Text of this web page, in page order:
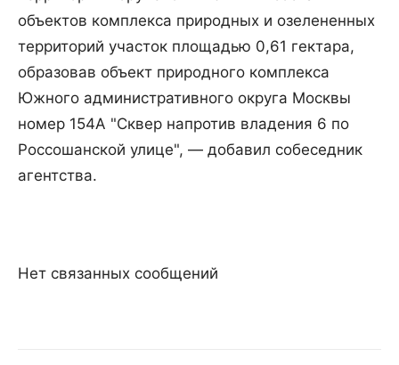
объектов комплекса природных и озелененных
территорий участок площадью 0,61 гектара,
образовав объект природного комплекса
Южного административного округа Москвы
номер 154А "Сквер напротив владения 6 по
Россошанской улице", — добавил собеседник
агентства.
Нет связанных сообщений